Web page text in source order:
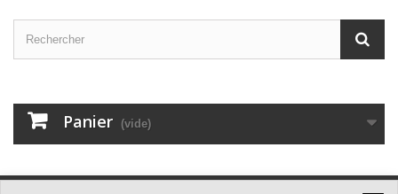
Panier (vide)